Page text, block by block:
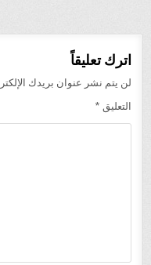
اترك تعليقاً
لن يتم نشر عنوان بريدك
التعليق *